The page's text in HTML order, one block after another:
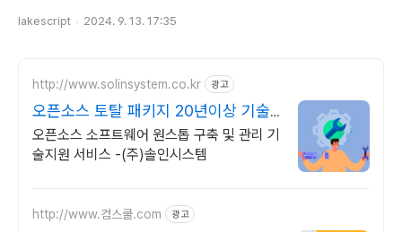
lakescript 2024. 9. 13. 17:35
http://www.solinsystem.co.kr 광고
오픈소스 토탈 패키지 20년이상 기술
지원 노하우
오픈소스 소프트웨어 원스톱 구축 및 관리 기
술지원 서비스 -(주)솔인시스템
http://www.컴스쿨.com 광고